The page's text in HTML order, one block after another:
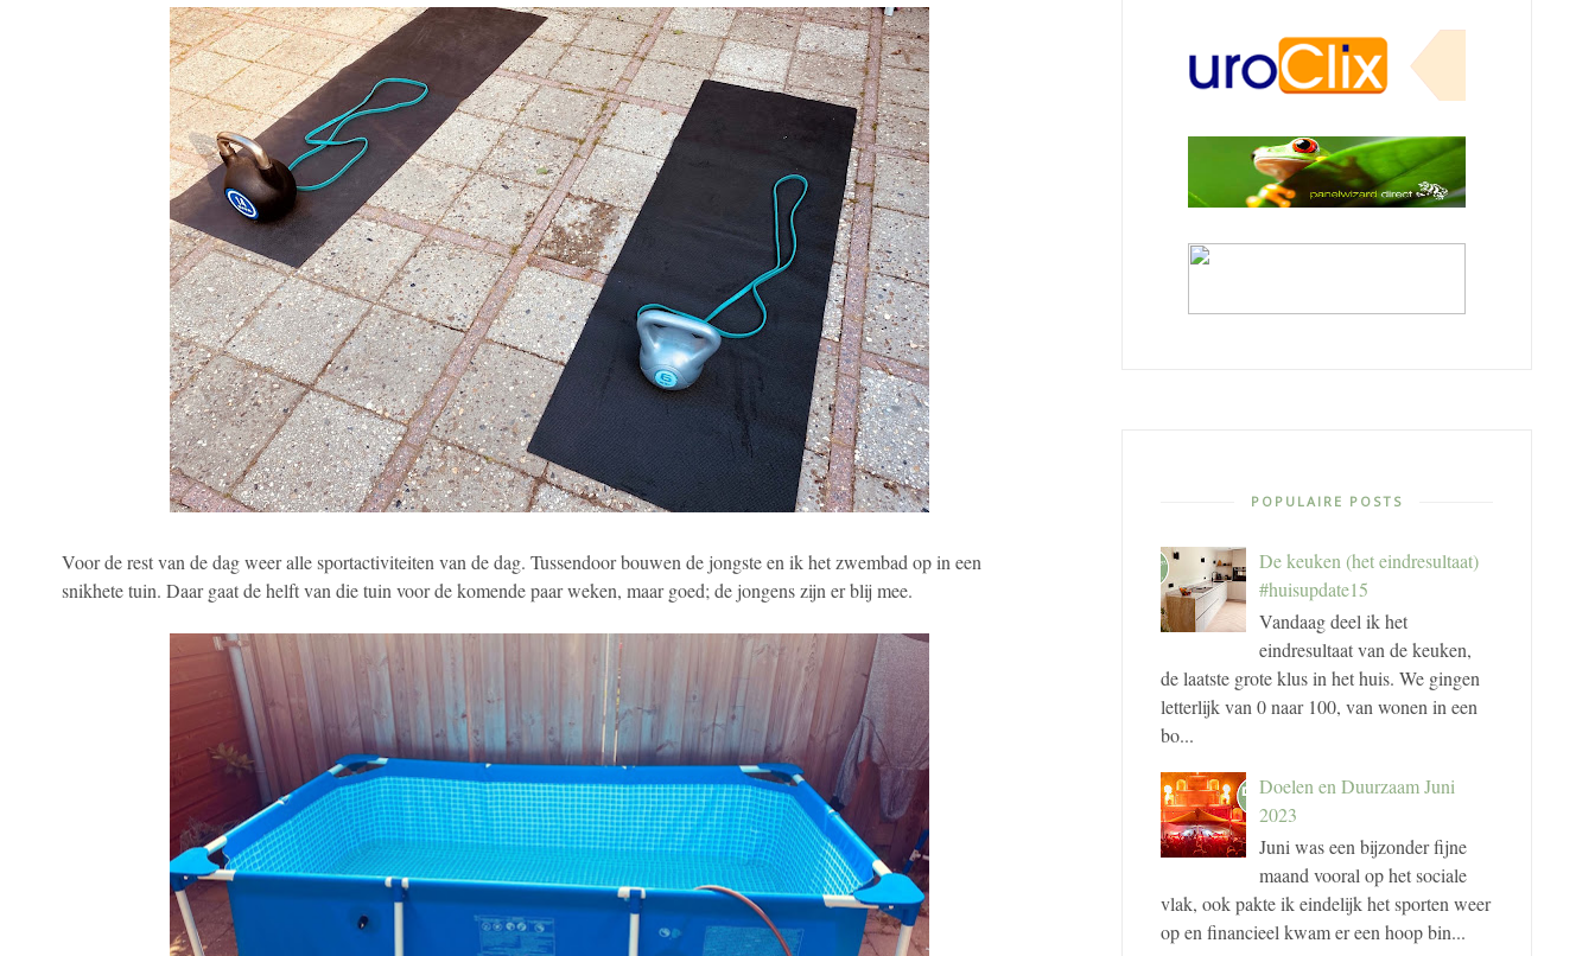
Voor de rest van de dag weer alle sportactiviteiten van de dag. Tussendoor bouwen de jongste en ik het zwembad op in een
snikhete tuin. Daar gaat de helft van die tuin voor de komende paar weken, maar goed; de jongens zijn er blij mee.
POPULAIRE POSTS
De keuken (het eindresultaat)
#huisupdate15
Vandaag deel ik het
eindresultaat van de keuken,
de laatste grote klus in het huis. We gingen
letterlijk van 0 naar 100, van wonen in een
bo...
Doelen en Duurzaam Juni
2023
Juni was een bijzonder fijne
maand vooral op het sociale
vlak, ook pakte ik eindelijk het sporten weer
op en financieel kwam er een hoop bin...